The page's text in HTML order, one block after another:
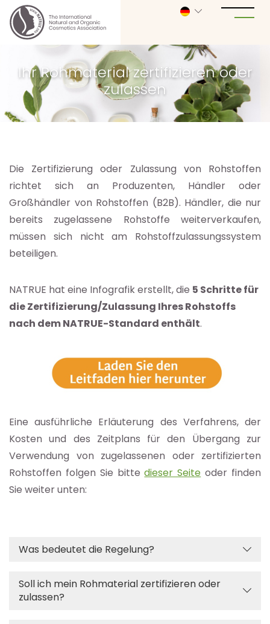
Ihr Rohmaterial zertifizieren oder
zulassen
Die Zertifizierung oder Zulassung von Rohstoffen
richtet sich an Produzenten, Händler oder
Großhändler von Rohstoffen (B2B). Händler, die nur
bereits zugelassene Rohstoffe weiterverkaufen,
müssen sich nicht am Rohstoffzulassungssystem
beteiligen.
NATRUE hat eine Infografik erstellt, die 5 Schritte für
die Zertifizierung/Zulassung Ihres Rohstoffs
nach dem NATRUE-Standard enthält.
Eine ausführliche Erläuterung des Verfahrens, der
Kosten und des Zeitplans für den Übergang zur
Verwendung von zugelassenen oder zertifizierten
Rohstoffen folgen Sie bittedieser Seite oder finden
Sie weiter unten:
Was bedeutet die Regelung?
Soll ich mein Rohmaterial zertifizieren oder
zulassen?